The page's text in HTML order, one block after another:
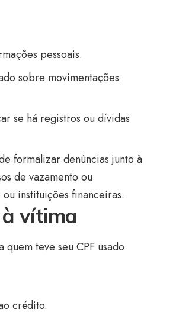
pessoais.
sobre movimentações
se há registros ou dívidas
formalizar denúncias junto à
de vazamento ou
instituições financeiras.
vítima
teve seu CPF usado
crédito.